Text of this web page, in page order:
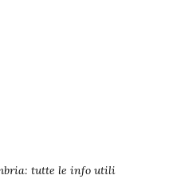
tutte le info utili